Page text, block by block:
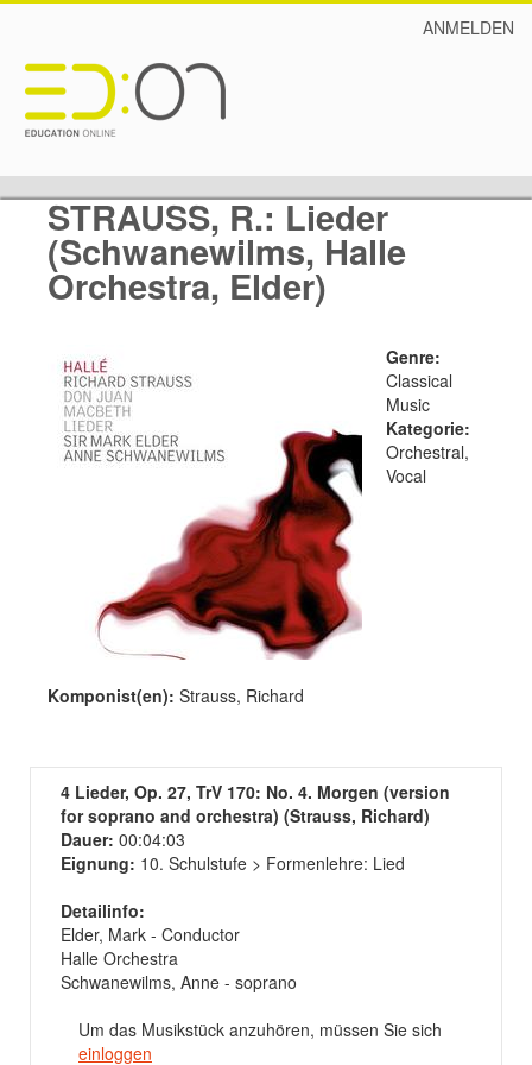
ANMELDEN
STRAUSS, R.: Lieder
(Schwanewilms, Halle
Orchestra, Elder)
Genre:
Classical
Music
Kategorie:
Orchestral,
Vocal
Komponist(en): Strauss, Richard
4 Lieder, Op. 27, TrV 170: No. 4. Morgen (version
for soprano and orchestra) (Strauss, Richard)
Dauer: 00:04:03
Eignung: 10. Schulstufe > Formenlehre: Lied
Detailinfo:
Elder, Mark - Conductor
Halle Orchestra
Schwanewilms, Anne - soprano
Um das Musikstück anzuhören, müssen Sie sich
einloggen